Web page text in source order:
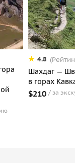
4.8
Шахдаг —
в горах
$210 за